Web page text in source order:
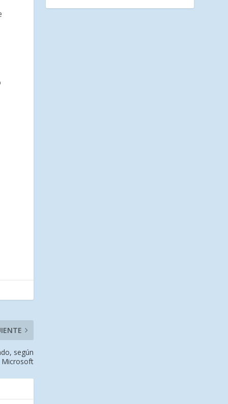
según
Microsoft